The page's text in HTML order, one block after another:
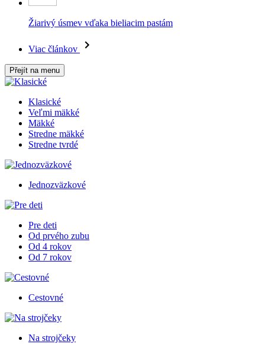
Žiarivý úsmev vďaka bieliacim pastám
Viac článkov
Přejít na menu
Klasické
Veľmi mäkké
Mäkké
Stredne mäkké
Stredne tvrdé
Jednozväzkové
Pre deti
Od prvého zubu
Od 4 rokov
Od 7 rokov
Cestovné
Na strojčeky